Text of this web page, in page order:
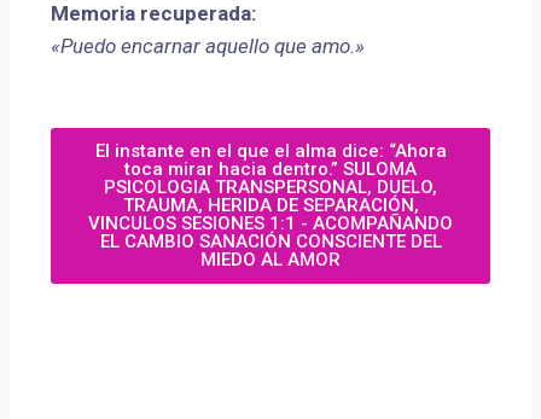
Memoria recuperada:
«Puedo encarnar aquello que amo.»
El instante en el que el alma dice: “Ahora
toca mirar hacia dentro.” SULOMA
PSICOLOGIA TRANSPERSONAL, DUELO,
TRAUMA, HERIDA DE SEPARACIÓN,
VINCULOS SESIONES 1:1 - ACOMPAÑANDO
EL CAMBIO SANACIÓN CONSCIENTE DEL
MIEDO AL AMOR